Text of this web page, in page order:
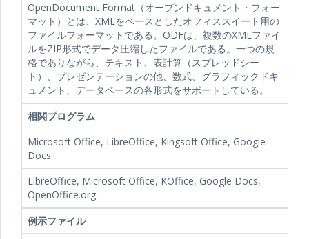
OpenDocument Format（オープンドキュメント・フォー
マット）とは、XMLをベースとしたオフィススイート用の
ファイルフォーマットである。ODFは、複数のXMLファイ
ルをZIP形式でデータ圧縮したファイルである。一つの規
格でありながら、テキスト、表計算（スプレッドシー
ト）、プレゼンテーションの他、数式、グラフィックドキ
ュメント、データベースの各形式をサポートしている。
相関プログラム
Microsoft Office, LibreOffice, Kingsoft Office, Google
Docs.
LibreOffice, Microsoft Office, KOffice, Google Docs,
OpenOffice.org
例示ファイル